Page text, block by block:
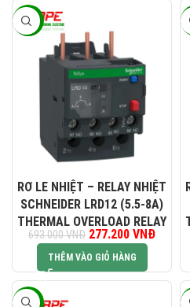
-60%
RƠ LE NHIỆT – RELAY NHIỆT
SCHNEIDER LRD12 (5.5-8A)
THERMAL OVERLOAD RELAY
693.000VNĐ Giá gốc là: 693.000
277.200 VNĐ Giá
THÊM VÀO GIỎ HÀNG
-60%